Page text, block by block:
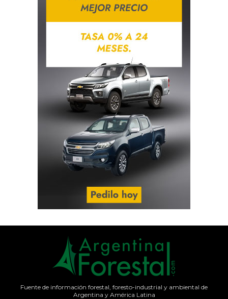
Fuente de información forestal, foresto-industrial y ambiental de
Argentina y América Latina